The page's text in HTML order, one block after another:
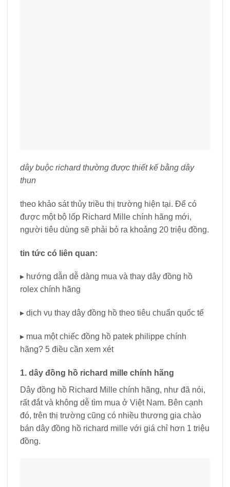
dây buộc richard thường được thiết kế bằng dây
thun
theo khảo sát thủy triều thị trường hiện tại. Để có
được một bộ lốp Richard Mille chính hãng mới,
người tiêu dùng sẽ phải bỏ ra khoảng 20 triệu đồng.
tin tức có liên quan:
▸ hướng dẫn dễ dàng mua và thay dây đồng hồ
rolex chính hãng
▸ dịch vụ thay dây đồng hồ theo tiêu chuẩn quốc tế
▸ mua một chiếc đồng hồ patek philippe chính
hãng? 5 điều cần xem xét
1. dây đồng hồ richard mille chính hãng
Dây đồng hồ Richard Mille chính hãng, như đã nói,
rất đắt và không dễ tìm mua ở Việt Nam. Bên cạnh
đó, trên thị trường cũng có nhiều thương gia chào
bán dây đồng hồ richard mille với giá chỉ hơn 1 triệu
đồng.